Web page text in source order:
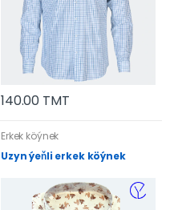
140.00 TMT
Erkek köýnek
Uzyn ýeňli erkek köýnek